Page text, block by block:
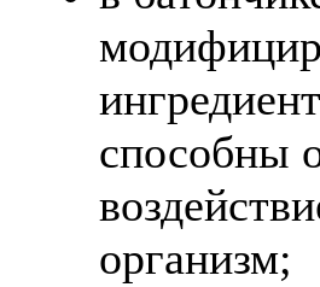
способны
организм;